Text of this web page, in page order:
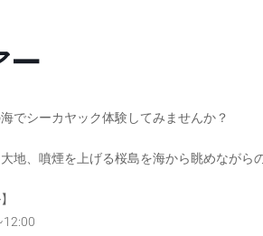
ー
でシーカヤック体験してみませんか？
地、噴煙を上げる桜島を海から眺めながら